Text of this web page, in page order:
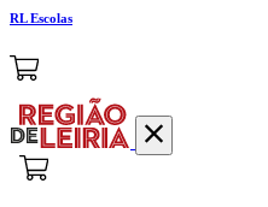
RL Escolas